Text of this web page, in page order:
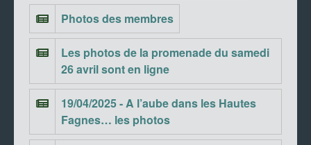
Photos des membres
Les photos de la promenade du samedi
26 avril sont en ligne
19/04/2025 - A l’aube dans les Hautes
Fagnes… les photos